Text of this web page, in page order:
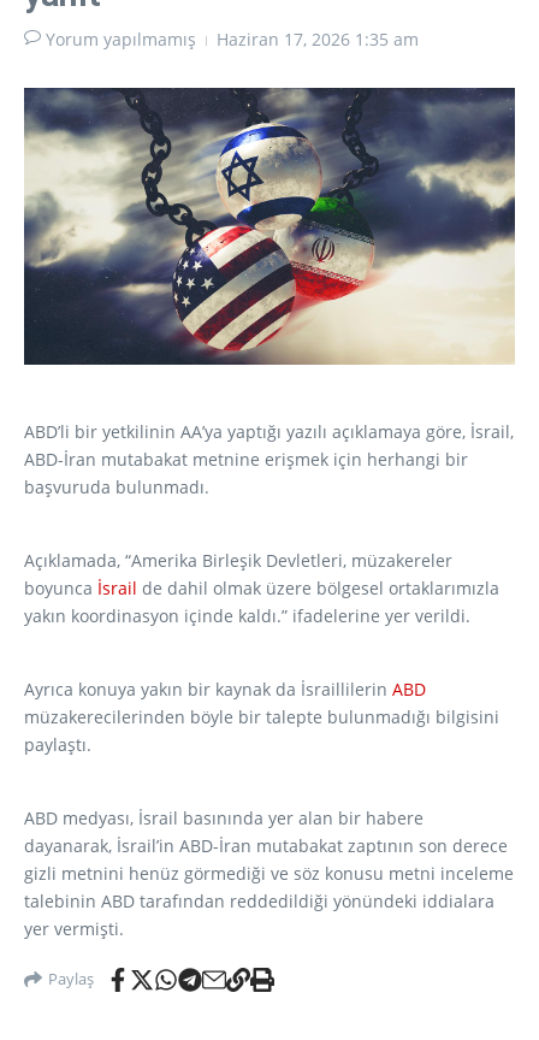
Yorum yapılmamış Haziran 17, 2026 1:35 am
ABD’li bir yetkilinin AA’ya yaptığı yazılı açıklamaya göre, İsrail,
ABD-İran mutabakat metnine erişmek için herhangi bir
başvuruda bulunmadı.
Açıklamada, “Amerika Birleşik Devletleri, müzakereler
boyunca İsrail de dahil olmak üzere bölgesel ortaklarımızla
yakın koordinasyon içinde kaldı.” ifadelerine yer verildi.
Ayrıca konuya yakın bir kaynak da İsraillilerin ABD
müzakerecilerinden böyle bir talepte bulunmadığı bilgisini
paylaştı.
ABD medyası, İsrail basınında yer alan bir habere
dayanarak, İsrail’in ABD-İran mutabakat zaptının son derece
gizli metnini henüz görmediği ve söz konusu metni inceleme
talebinin ABD tarafından reddedildiği yönündeki iddialara
yer vermişti.
Paylaş